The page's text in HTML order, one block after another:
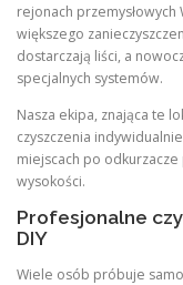
rejonach przemysłowych
większego
dostarczają liści, a
specjalnych systemów.
Nasza ekipa, znająca te
czyszczenia
miejscach po
wysokości.
Profesjonalne
DIY
Wiele osób próbuje